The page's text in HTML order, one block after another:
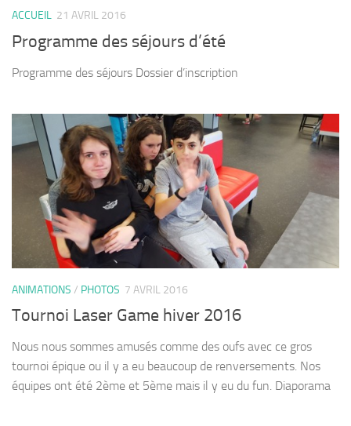
ACCUEIL 21 AVRIL 2016
Programme des séjours d’été
Programme des séjours Dossier d’inscription
ANIMATIONS / PHOTOS 7 AVRIL 2016
Tournoi Laser Game hiver 2016
Nous nous sommes amusés comme des oufs avec ce gros
tournoi épique ou il y a eu beaucoup de renversements. Nos
équipes ont été 2ème et 5ème mais il y eu du fun. Diaporama